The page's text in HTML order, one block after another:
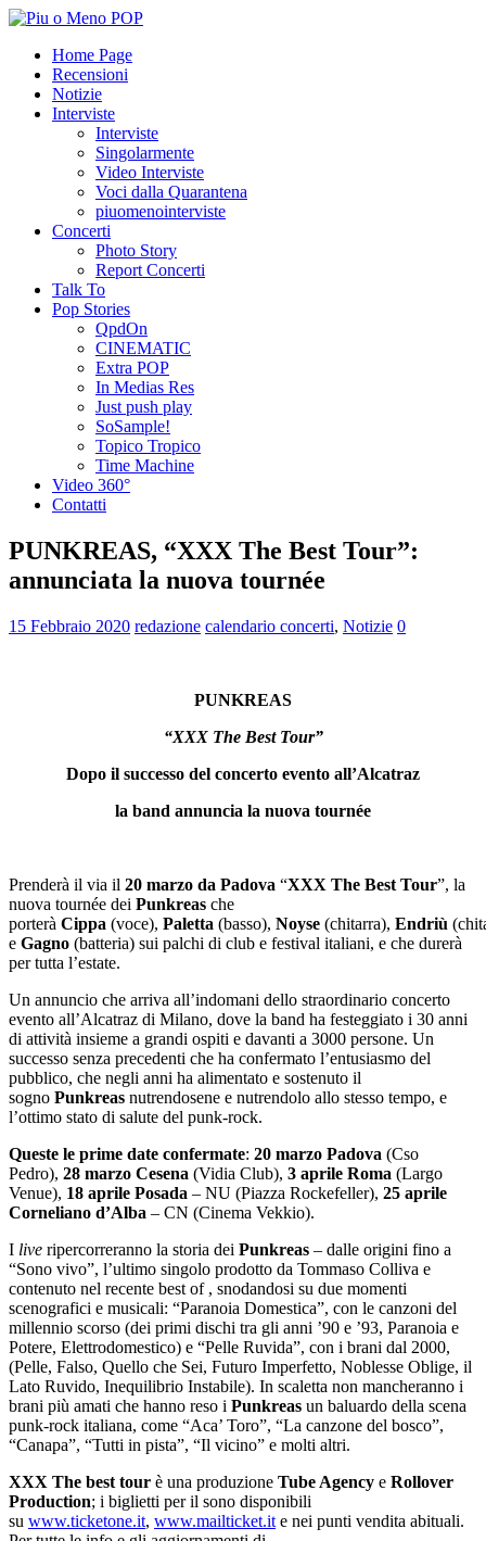
Home Page
Recensioni
Notizie
Interviste
Interviste
Singolarmente
Video Interviste
Voci dalla Quarantena
piuomenointerviste
Concerti
Photo Story
Report Concerti
Talk To
Pop Stories
QpdOn
CINEMATIC
Extra POP
In Medias Res
Just push play
SoSample!
Topico Tropico
Time Machine
Video 360°
Contatti
PUNKREAS, “XXX The Best Tour”:
annunciata la nuova tournée
15 Febbraio 2020 redazione calendario concerti, Notizie 0
PUNKREAS
“XXX The Best Tour”
Dopo il successo del concerto evento all’Alcatraz
la band annuncia la nuova tournée
Prenderà il via il 20 marzo da Padova “XXX The Best Tour”, la
nuova tournée dei Punkreas che
porterà Cippa (voce), Paletta (basso), Noyse (chitarra), Endriù
e Gagno (batteria) sui palchi di club e festival italiani, e che durerà
per tutta l’estate.
Un annuncio che arriva all’indomani dello straordinario concerto
evento all’Alcatraz di Milano, dove la band ha festeggiato i 30 anni
di attività insieme a grandi ospiti e davanti a 3000 persone. Un
successo senza precedenti che ha confermato l’entusiasmo del
pubblico, che negli anni ha alimentato e sostenuto il
sogno Punkreas nutrendosene e nutrendolo allo stesso tempo, e
l’ottimo stato di salute del punk-rock.
Queste le prime date confermate: 20 marzo Padova (Cso
Pedro), 28 marzo Cesena (Vidia Club), 3 aprile Roma (Largo
Venue), 18 aprile Posada – NU (Piazza Rockefeller), 25 aprile
Corneliano d’Alba – CN (Cinema Vekkio).
I live ripercorreranno la storia dei Punkreas – dalle origini fino a
“Sono vivo”, l’ultimo singolo prodotto da Tommaso Colliva e
contenuto nel recente best of , snodandosi su due momenti
scenografici e musicali: “Paranoia Domestica”, con le canzoni del
millennio scorso (dei primi dischi tra gli anni ’90 e ’93, Paranoia e
Potere, Elettrodomestico) e “Pelle Ruvida”, con i brani dal 2000,
(Pelle, Falso, Quello che Sei, Futuro Imperfetto, Noblesse Oblige, il
Lato Ruvido, Inequilibrio Instabile). In scaletta non mancheranno i
brani più amati che hanno reso i Punkreas un baluardo della scena
punk-rock italiana, come “Aca’ Toro”, “La canzone del bosco”,
“Canapa”, “Tutti in pista”, “Il vicino” e molti altri.
XXX The best tour è una produzione Tube Agency e Rollover
Production; i biglietti per il sono disponibili
su www.ticketone.it, www.mailticket.it e nei punti vendita abituali.